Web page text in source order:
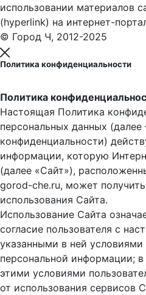
использовании материалов
(hyperlink) на интернет-
© Город Ч, 2012-2025
Политика конфиденциальности
Политика
Настоящая Политика
персональных данных (далее
конфиденциальности)
информации, которую
(далее «Сайт»),
gorod-che.ru, может
использования Cайта.
Использование Сайта
согласие пользователя с
указанными в ней условиями
персональной информации; в
этими условиями
от использования сервисов